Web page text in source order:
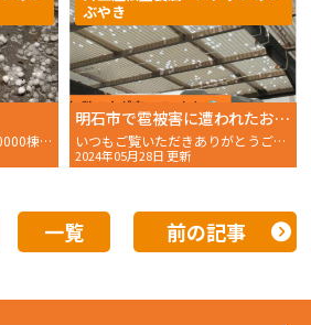
創業50年超の歴史を持ち 10000棟以上の施工を手掛けて
明石市で雹被害に遭われたお客様宅へ現場調査！
いつもご覧いただきありがとうございます。 おかちゃんペイン
2024年05月28日 更新
ぶやき
一覧 前の記事